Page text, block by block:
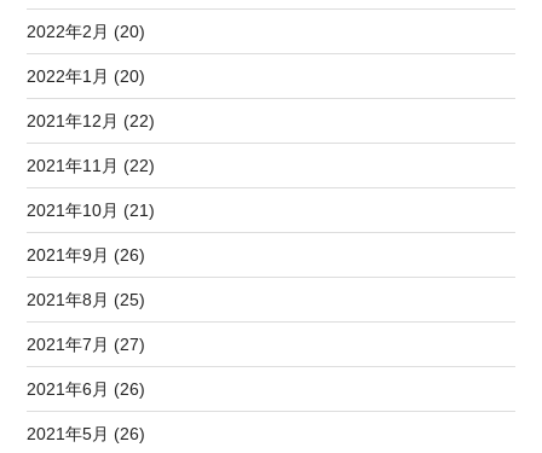
2022年2月 (20)
2022年1月 (20)
2021年12月 (22)
2021年11月 (22)
2021年10月 (21)
2021年9月 (26)
2021年8月 (25)
2021年7月 (27)
2021年6月 (26)
2021年5月 (26)